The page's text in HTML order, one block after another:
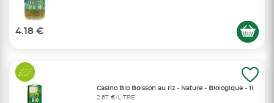
4.18 €
Casino Bio Boisson au riz - Nature - Biologique - 1l
2,67 €/LITRE